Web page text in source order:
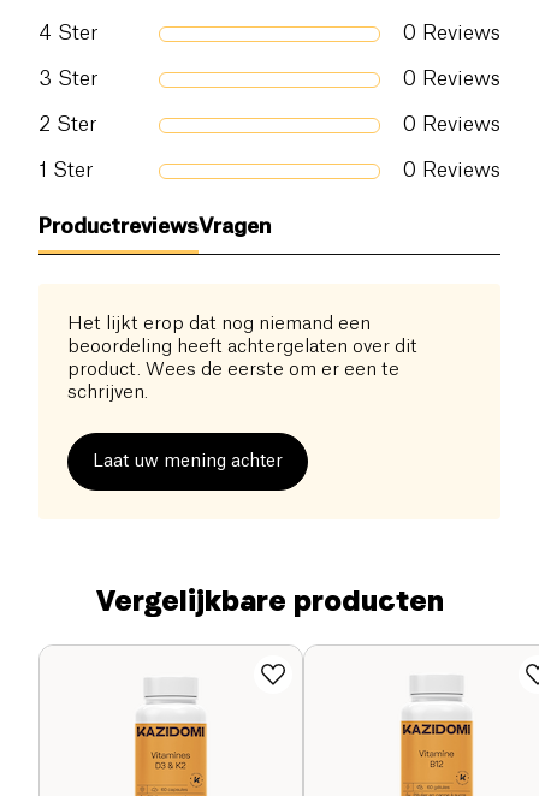
4 Ster 0 Reviews
3 Ster 0 Reviews
2 Ster 0 Reviews
1 Ster 0 Reviews
ProductreviewsVragen
Het lijkt erop dat nog niemand een
beoordeling heeft achtergelaten over dit
product. Wees de eerste om er een te
schrijven.
Laat uw mening achter
Vergelijkbare producten